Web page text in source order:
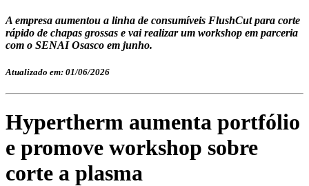
A empresa aumentou a linha de consumíveis FlushCut para corte
rápido de chapas grossas e vai realizar um workshop em parceria
com o SENAI Osasco em junho.
Atualizado em: 01/06/2026
Hypertherm aumenta portfólio
e promove workshop sobre
corte a plasma